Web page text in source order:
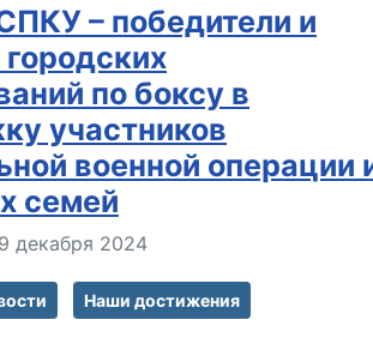
– победители и
по боксу в
участников
военной операции
семей
декабря 2024
Наши достижения